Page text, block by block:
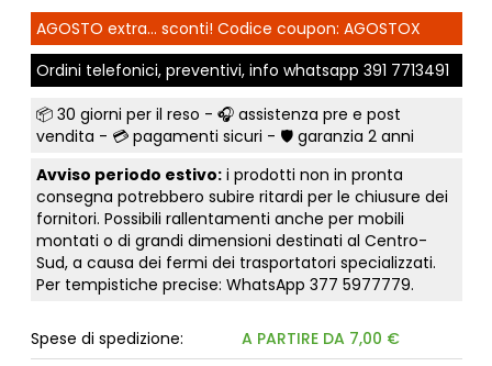
AGOSTO extra... sconti! Codice coupon: AGOSTOX
Ordini telefonici, preventivi, info whatsapp 391 7713491
📦 30 giorni per il reso - 🎧 assistenza pre e post
vendita - 💳 pagamenti sicuri - 🛡️ garanzia 2 anni
Avviso periodo estivo:i prodotti non in pronta
consegna potrebbero subire ritardi per le chiusure dei
fornitori. Possibili rallentamenti anche per mobili
montati o di grandi dimensioni destinati al Centro-
Sud, a causa dei fermi dei trasportatori specializzati.
Per tempistiche precise: WhatsApp 377 5977779.
Spese di spedizione:
A PARTIRE DA 7,00 €